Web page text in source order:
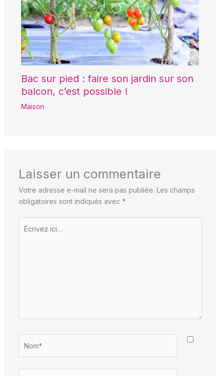
Bac sur pied : faire son jardin sur son
balcon, c’est possible !
Maison
Laisser un commentaire
Votre adresse e-mail ne sera pas publiée. Les champs
obligatoires sont indiqués avec *
Écrivez
ici…